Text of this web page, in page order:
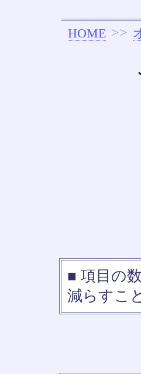
HOME >>
■ 項目の
減らすこ